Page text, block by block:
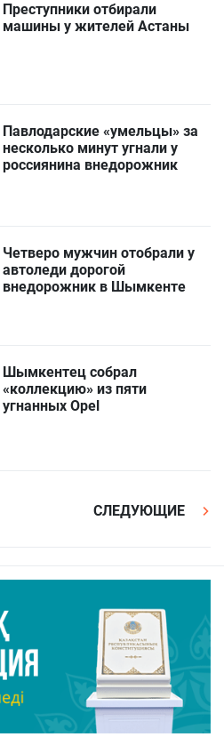
Преступники отбирали
машины у жителей Астаны
Павлодарские «умельцы» за
несколько минут угнали у
россиянина внедорожник
Четверо мужчин отобрали у
автоледи дорогой
внедорожник в Шымкенте
Шымкентец собрал
«коллекцию» из пяти
угнанных Opel
СЛЕДУЮЩИЕ